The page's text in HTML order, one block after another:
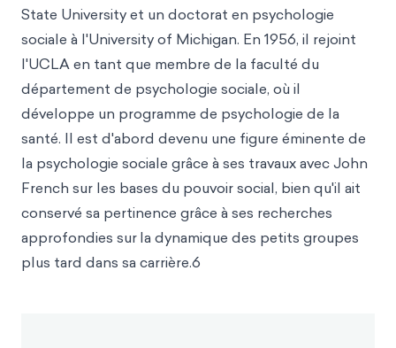
State University et un doctorat en psychologie
sociale à l'University of Michigan. En 1956, il rejoint
l'UCLA en tant que membre de la faculté du
département de psychologie sociale, où il
développe un programme de psychologie de la
santé. Il est d'abord devenu une figure éminente de
la psychologie sociale grâce à ses travaux avec John
French sur les bases du pouvoir social, bien qu'il ait
conservé sa pertinence grâce à ses recherches
approfondies surla dynamique des petits groupes
plus tard dans sa carrière.6